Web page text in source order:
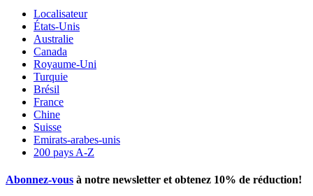
Localisateur
États-Unis
Australie
Canada
Royaume-Uni
Turquie
Brésil
France
Chine
Suisse
Emirats-arabes-unis
200 pays A-Z
Abonnez-vous à notre newsletter et obtenez 10% de réduction!